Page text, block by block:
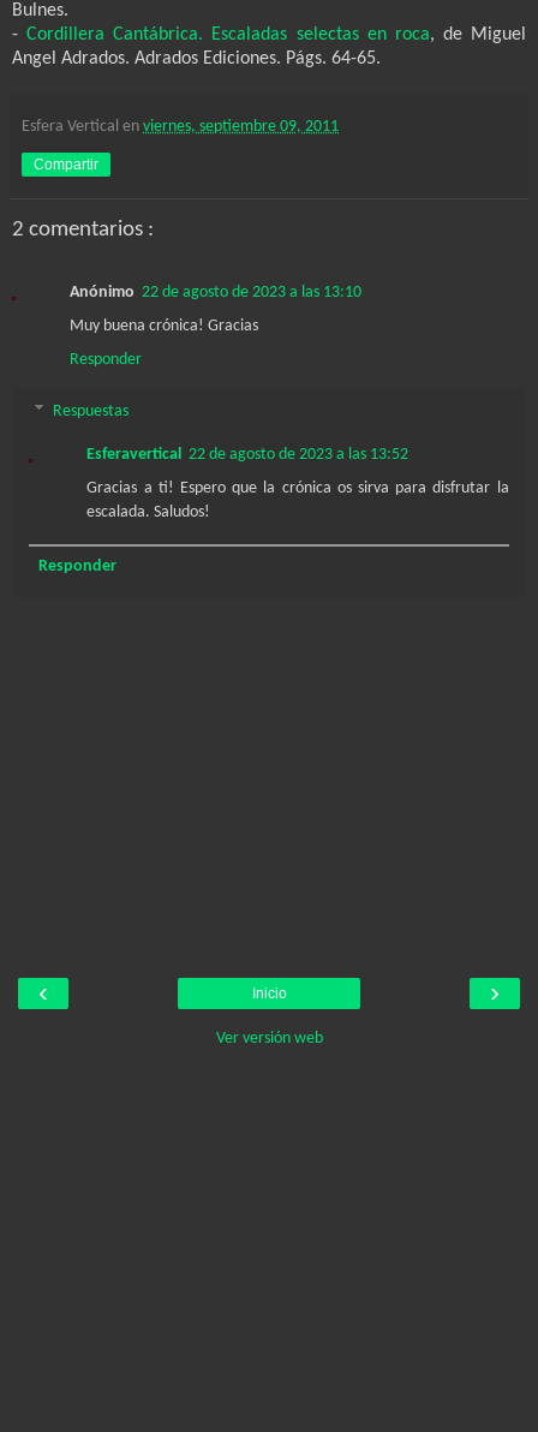
Bulnes.
-Cordillera Cantábrica. Escaladas selectas en roca, de Miguel
Angel Adrados. Adrados Ediciones. Págs. 64-65.
Esfera Vertical en viernes, septiembre 09, 2011
Compartir
2 comentarios :
Anónimo 22 de agosto de 2023 a las 13:10
Muy buena crónica! Gracias
Responder
Respuestas
Esferavertical 22 de agosto de 2023 a las 13:52
Gracias a ti! Espero que la crónica os sirva para disfrutar la
escalada. Saludos!
Responder
‹ ›
Inicio
Ver versión web